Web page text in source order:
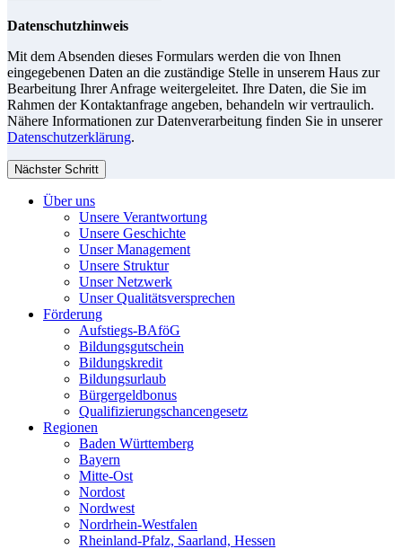
Datenschutzhinweis
Mit dem Absenden dieses Formulars werden die von Ihnen
eingegebenen Daten an die zuständige Stelle in unserem Haus zur
Bearbeitung Ihrer Anfrage weitergeleitet. Ihre Daten, die Sie im
Rahmen der Kontaktanfrage angeben, behandeln wir vertraulich.
Nähere Informationen zur Datenverarbeitung finden Sie in unserer
Datenschutzerklärung.
Nächster Schritt
Über uns
Unsere Verantwortung
Unsere Geschichte
Unser Management
Unsere Struktur
Unser Netzwerk
Unser Qualitätsversprechen
Förderung
Aufstiegs-BAföG
Bildungsgutschein
Bildungskredit
Bildungsurlaub
Bürgergeldbonus
Qualifizierungschancengesetz
Regionen
Baden Württemberg
Bayern
Mitte-Ost
Nordost
Nordwest
Nordrhein-Westfalen
Rheinland-Pfalz, Saarland, Hessen